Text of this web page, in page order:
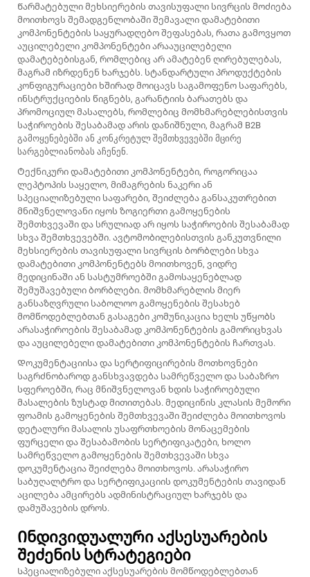
Წარმატებული მეხსიერების თავისუფალი სივრცის მოძიება
მოითხოვს შემადგენლობაში შემავალი დამატებითი
კომპონენტების საყურადღებო შეფასებას, რათა გამოვყოთ
აუცილებელი კომპონენტები არააუცილებელი
დამატებებისგან, რომლებიც არ ამატებენ ღირებულებას,
მაგრამ იზრდენენ ხარჯებს. სტანდარტული პროდუქტების
კონფიგურაციები ხშირად მოიცავს საგამოფენო საფარებს,
ინსტრუქციების წიგნებს, გარანტიის ბარათებს და
პრომოციულ მასალებს, რომლებიც მომხმარებლებისთვის
საჭიროების შესაბამად არის დანიშნული, მაგრამ B2B
გამოყენებებში ან კონკრეტულ შემთხვევებში მცირე
სარგებლიანობას აჩენენ.
Ტექნიკური დამატებითი კომპონენტები, როგორიცაა
ლეპტოპის საყელო, მიმაგრების ნაკერი ან
სპეციალიზებული საფარები, შეიძლება განსაკუთრებით
მნიშვნელოვანი იყოს ზოგიერთი გამოყენების
შემთხვევაში და სრულიად არ იყოს საჭიროების შესაბამად
სხვა შემთხვევებში. ავტომობილებისთვის განკუთვნილი
მეხსიერების თავისუფალი სივრცის ბორბლები სხვა
დამატებითი კომპონენტებს მოითხოვენ, ვიდრე
მედიცინაში ან სასტუმროებში გამოსაყენებლად
შემუშავებული ბორბლები. მომხმარებლის მიერ
განსაზღვრული საბოლოო გამოყენების შესახებ
მომწოდებლებთან გასაგები კომუნიკაცია ხელს უწყობს
არასაჭიროების შესაბამად კომპონენტების გამორიცხვას
და აუცილებელი დამატებითი კომპონენტების ჩართვას.
Დოკუმენტაციისა და სერტიფიცირების მოთხოვნები
საგრძნობაროდ განსხვავდება სამრეწველო და საბაზრო
სფეროებში, რაც მნიშვნელოვან ხდის საჭიროებული
მასალების ზუსტად მითითებას. მედიცინის კლასის მემორი
ფოამის გამოყენების შემთხვევაში შეიძლება მოითხოვოს
დეტალური მასალის უსაფრთხოების მონაცემების
ფურცელი და შესაბამობის სერტიფიკატები, ხოლო
სამრეწველო გამოყენების შემთხვევაში სხვა
დოკუმენტაცია შეიძლება მოითხოვოს. არასაჭირო
საბუღალტრო და სერტიფიკაციის დოკუმენტების თავიდან
აცილება ამცირებს ადმინისტრაციულ ხარჯებს და
დამუშავების დროს.
Ინდივიდუალური აქსესუარების
შეძენის სტრატეგიები
Სპეციალიზებული აქსესუარების მომწოდებლებთან